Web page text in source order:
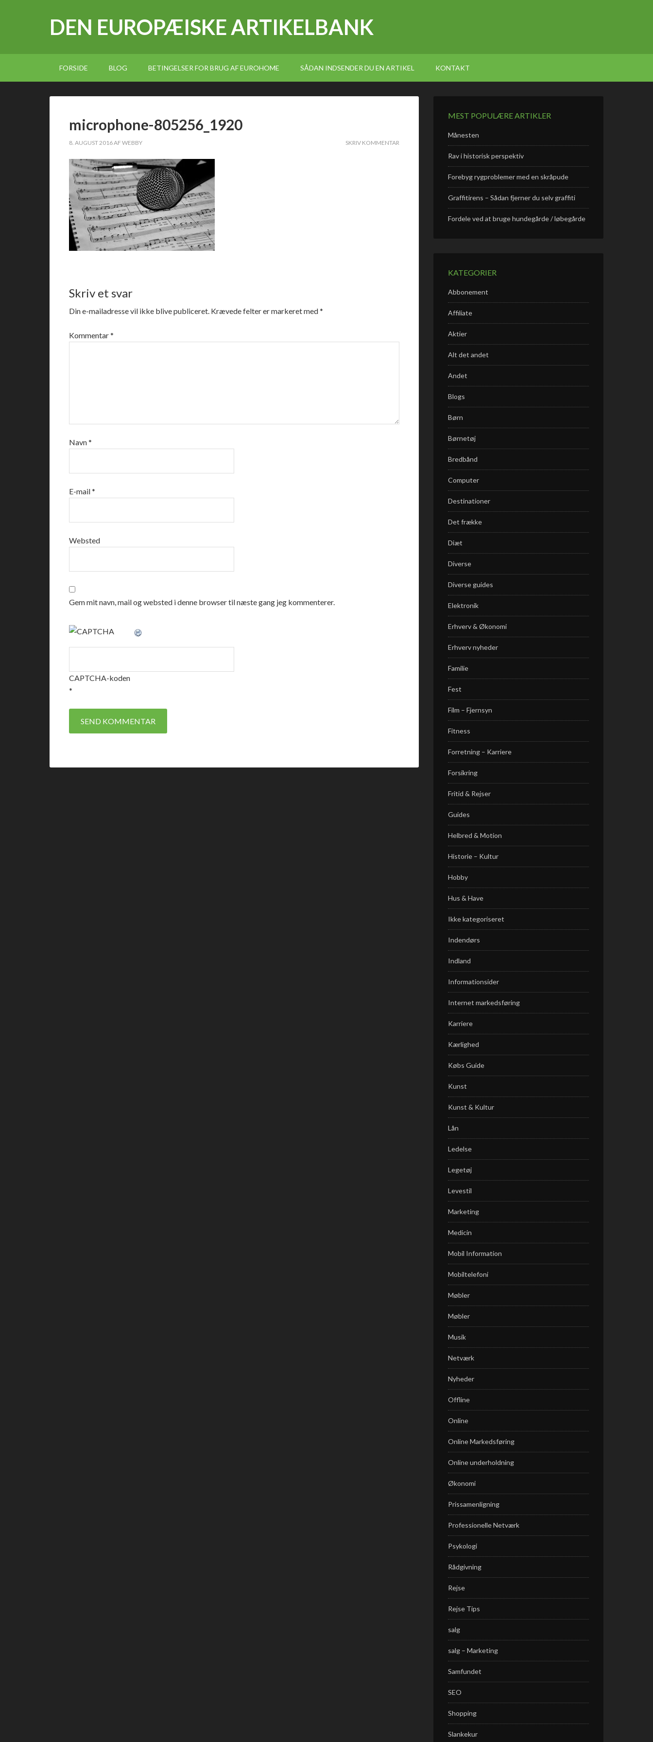
DEN EUROPÆISKE ARTIKELBANK
FORSIDE BLOG BETINGELSER FOR BRUG AF EUROHOME SÅDAN INDSENDER DU EN ARTIKEL KONTAKT
microphone-805256_1920
8. AUGUST 2016AF WEBBY SKRIV KOMMENTAR
Skriv et svar
Din e-mailadresse vil ikke blive publiceret. Krævede felter er markeret med*
Kommentar*
Navn*
E-mail*
Websted
Gem mit navn, mail og websted i denne browser til næste gang jeg kommenterer.
CAPTCHA-koden
*
MEST POPULÆRE ARTIKLER
Månesten
Rav i historisk perspektiv
Forebyg rygproblemer med en skråpude
Graffitirens – Sådan fjerner du selv graffiti
Fordele ved at bruge hundegårde / løbegårde
KATEGORIER
Abbonement
Affiliate
Aktier
Alt det andet
Andet
Blogs
Børn
Børnetøj
Bredbånd
Computer
Destinationer
Det frække
Diæt
Diverse
Diverse guides
Elektronik
Erhverv & Økonomi
Erhverv nyheder
Familie
Fest
Film – Fjernsyn
Fitness
Forretning – Karriere
Forsikring
Fritid & Rejser
Guides
Helbred & Motion
Historie – Kultur
Hobby
Hus & Have
Ikke kategoriseret
Indendørs
Indland
Informationsider
Internet markedsføring
Karriere
Kærlighed
Købs Guide
Kunst
Kunst & Kultur
Lån
Ledelse
Legetøj
Levestil
Marketing
Medicin
Mobil Information
Mobiltelefoni
Møbler
Møbler
Musik
Netværk
Nyheder
Offline
Online
Online Markedsføring
Online underholdning
Økonomi
Prissamenligning
Professionelle Netværk
Psykologi
Rådgivning
Rejse
Rejse Tips
salg
salg – Marketing
Samfundet
SEO
Shopping
Slankekur